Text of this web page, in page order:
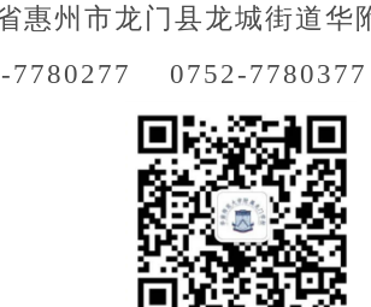
惠州市龙门县龙城街道华
7780277 0752-